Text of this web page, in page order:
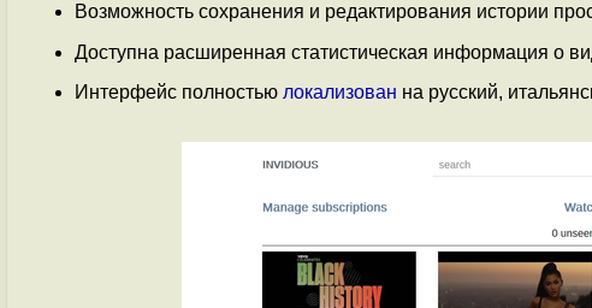
Возможность сохранения и редактирования истории
Доступна расширенная статистическая информация о
Интерфейс полностью локализован на русский,